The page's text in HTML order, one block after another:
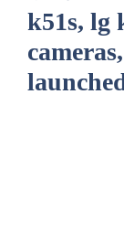
k51s, lg